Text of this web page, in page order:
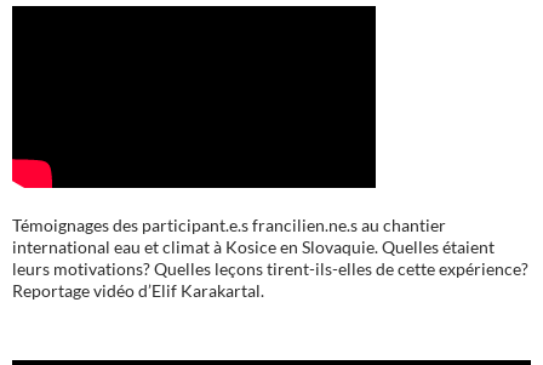
Témoignages des participant.e.s francilien.ne.s au chantier
international eau et climat à Kosice en Slovaquie. Quelles étaient
leurs motivations? Quelles leçons tirent-ils-elles de cette expérience?
Reportage vidéo d’Elif Karakartal.